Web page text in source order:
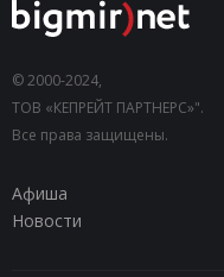
© 2000-2024,
ТОВ «КЕПРЕЙТ ПАРТНЕРС»".
Все права защищены.
Афиша
Новости